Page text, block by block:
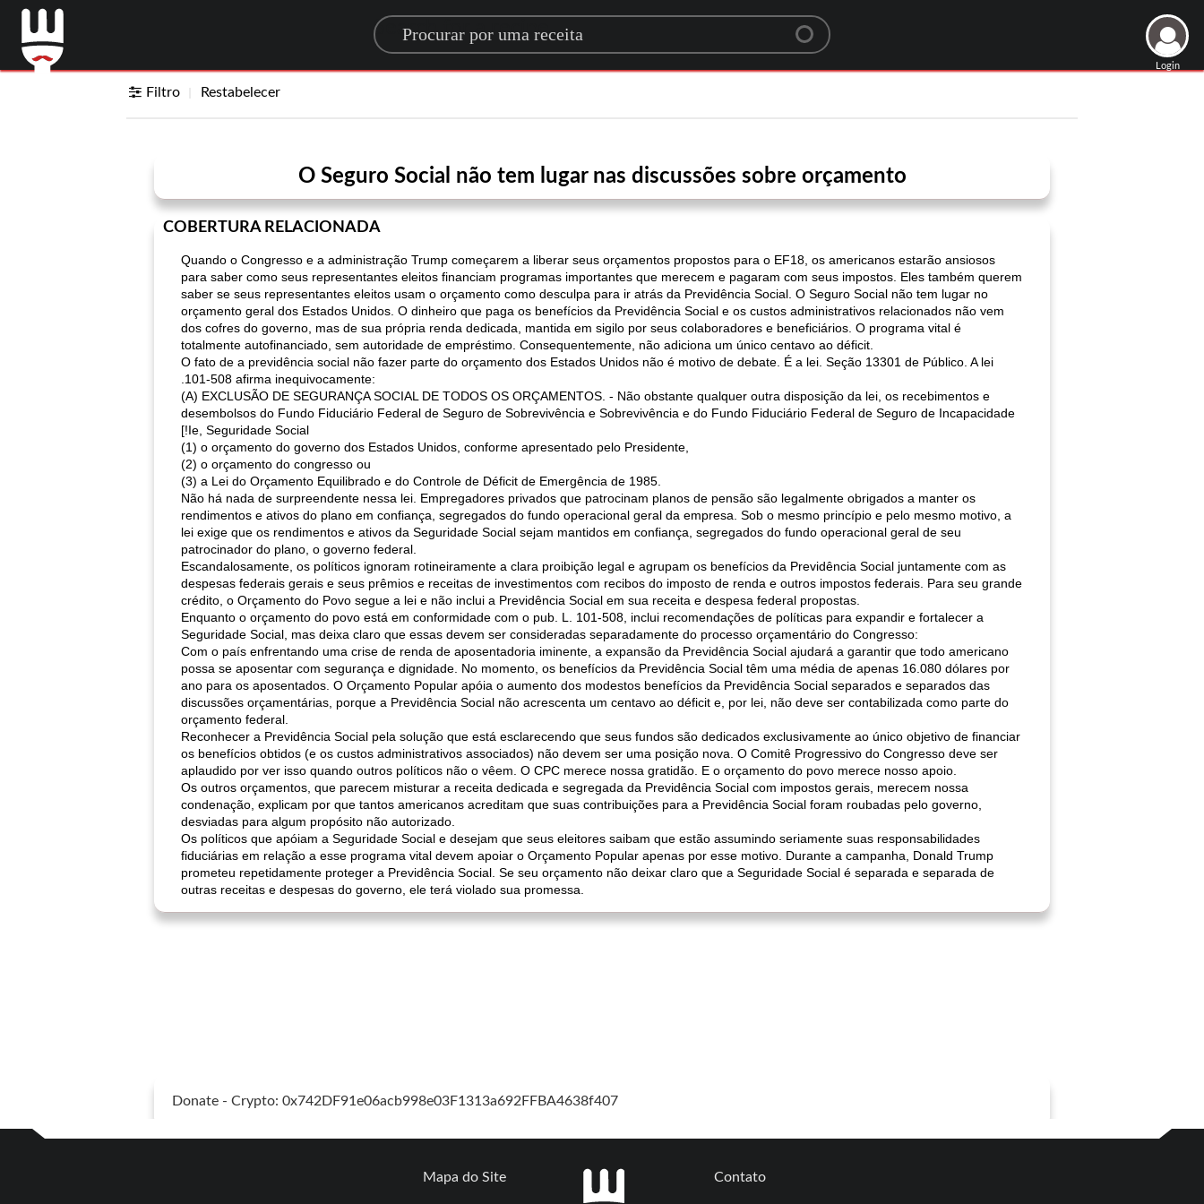
Search for a recipe
Login
Filtro Restabelecer
O Seguro Social não tem lugar nas discussões sobre orçamento
COBERTURA RELACIONADA
Quando o Congresso e a administração Trump começarem a liberar seus orçamentos propostos para o EF18, os americanos estarão ansiosos
para saber como seus representantes eleitos financiam programas importantes que merecem e pagaram com seus impostos. Eles também querem
saber se seus representantes eleitos usam o orçamento como desculpa para ir atrás da Previdência Social. O Seguro Social não tem lugar no
orçamento geral dos Estados Unidos. O dinheiro que paga os benefícios da Previdência Social e os custos administrativos relacionados não vem
dos cofres do governo, mas de sua própria renda dedicada, mantida em sigilo por seus colaboradores e beneficiários. O programa vital é
totalmente autofinanciado, sem autoridade de empréstimo. Consequentemente, não adiciona um único centavo ao déficit.
O fato de a previdência social não fazer parte do orçamento dos Estados Unidos não é motivo de debate. É a lei. Seção 13301 de Público. A lei
.101-508 afirma inequivocamente:
(A) EXCLUSÃO DE SEGURANÇA SOCIAL DE TODOS OS ORÇAMENTOS. - Não obstante qualquer outra disposição da lei, os recebimentos e
desembolsos do Fundo Fiduciário Federal de Seguro de Sobrevivência e Sobrevivência e do Fundo Fiduciário Federal de Seguro de Incapacidade
[!Ie, Seguridade Social
(1) o orçamento do governo dos Estados Unidos, conforme apresentado pelo Presidente,
(2) o orçamento do congresso ou
(3) a Lei do Orçamento Equilibrado e do Controle de Déficit de Emergência de 1985.
Não há nada de surpreendente nessa lei. Empregadores privados que patrocinam planos de pensão são legalmente obrigados a manter os
rendimentos e ativos do plano em confiança, segregados do fundo operacional geral da empresa. Sob o mesmo princípio e pelo mesmo motivo, a
lei exige que os rendimentos e ativos da Seguridade Social sejam mantidos em confiança, segregados do fundo operacional geral de seu
patrocinador do plano, o governo federal.
Escandalosamente, os políticos ignoram rotineiramente a clara proibição legal e agrupam os benefícios da Previdência Social juntamente com as
despesas federais gerais e seus prêmios e receitas de investimentos com recibos do imposto de renda e outros impostos federais. Para seu grande
crédito, o Orçamento do Povo segue a lei e não inclui a Previdência Social em sua receita e despesa federal propostas.
Enquanto o orçamento do povo está em conformidade com o pub. L. 101-508, inclui recomendações de políticas para expandir e fortalecer a
Seguridade Social, mas deixa claro que essas devem ser consideradas separadamente do processo orçamentário do Congresso:
Com o país enfrentando uma crise de renda de aposentadoria iminente, a expansão da Previdência Social ajudará a garantir que todo americano
possa se aposentar com segurança e dignidade. No momento, os benefícios da Previdência Social têm uma média de apenas 16.080 dólares por
ano para os aposentados. O Orçamento Popular apóia o aumento dos modestos benefícios da Previdência Social separados e separados das
discussões orçamentárias, porque a Previdência Social não acrescenta um centavo ao déficit e, por lei, não deve ser contabilizada como parte do
orçamento federal.
Reconhecer a Previdência Social pela solução que está esclarecendo que seus fundos são dedicados exclusivamente ao único objetivo de financiar
os benefícios obtidos (e os custos administrativos associados) não devem ser uma posição nova. O Comitê Progressivo do Congresso deve ser
aplaudido por ver isso quando outros políticos não o vêem. O CPC merece nossa gratidão. E o orçamento do povo merece nosso apoio.
Os outros orçamentos, que parecem misturar a receita dedicada e segregada da Previdência Social com impostos gerais, merecem nossa
condenação, explicam por que tantos americanos acreditam que suas contribuições para a Previdência Social foram roubadas pelo governo,
desviadas para algum propósito não autorizado.
Os políticos que apóiam a Seguridade Social e desejam que seus eleitores saibam que estão assumindo seriamente suas responsabilidades
fiduciárias em relação a esse programa vital devem apoiar o Orçamento Popular apenas por esse motivo. Durante a campanha, Donald Trump
prometeu repetidamente proteger a Previdência Social. Se seu orçamento não deixar claro que a Seguridade Social é separada e separada de
outras receitas e despesas do governo, ele terá violado sua promessa.
Donate - Crypto: 0x742DF91e06acb998e03F1313a692FFBA4638f407
Mapa do Site Contato